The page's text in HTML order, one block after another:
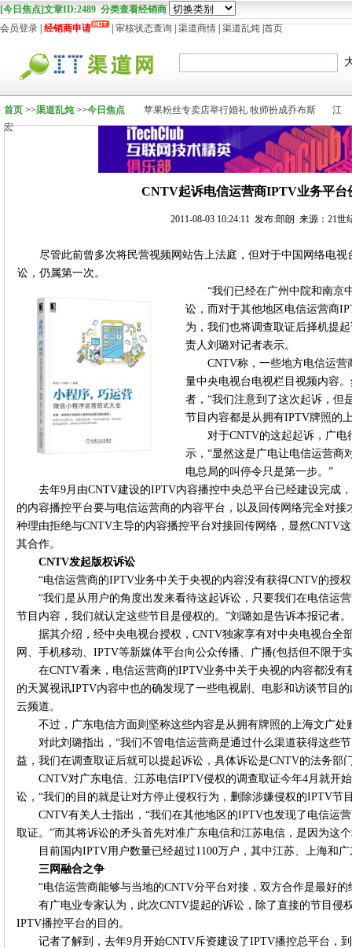
[今日焦点]文章ID:2489 分类查看经销商
会员登录 经销商申请 审核状态查询 渠道商情 渠道乱炖 首页
首页 >>渠道乱炖>>今日焦点 苹果粉丝专卖店举行婚礼 牧师扮成乔布斯
江
宏
CNTV起诉电信运营商IPTV业务平台
2011-08-03 10:24:11 发布:郎朗 来源：21世
尽管此前曾多次将民营视频网站告上法庭，但对于中国网络电
讼，仍属第一次。
“我们已经在广州中院和南京
讼，而对于其他地区电信运营商
为，我们也将调查取证后择机提
责人刘璐对记者表示。
CNTV称，一些地方电信运
量中央电视台电视栏目视频内容
者，“我们注意到了这次起诉，但
节目内容都是从拥有IPTV牌照的
对于CNTV的这起起诉，广
示，“显然这是广电让电信运营商
电总局的叫停令只是第一步。”
去年9月由CNTV建设的IPTV内容播控中央总平台已经建设完成
的内容播控平台要与电信运营商的内容平台，以及回传网络完全对
种理由拒绝与CNTV主导的内容播控平台对接回传网络，显然CNTV
其合作。
CNTV发起版权诉讼
“电信运营商的IPTV业务中关于央视的内容没有获得CNTV的授权
“我们是从用户的角度出发来看待这起诉讼，只要我们在电信运
节目内容，我们就认定这些节目是侵权的。”刘璐如是告诉本报记者。
据其介绍，经中央电视台授权，CNTV独家享有对中央电视台全
网、手机移动、IPTV等新媒体平台向公众传播、广播(包括但不限于
在CNTV看来，电信运营商的IPTV业务中关于央视的内容都没
的天翼视讯IPTV内容中也的确发现了一些电视剧、电影和访谈节目
云频道。
不过，广东电信方面则坚称这些内容是从拥有牌照的上海文广处
对此刘璐指出，“我们不管电信运营商是通过什么渠道获得这些
益，我们在调查取证后就可以提起诉讼，具体诉讼是CNTV的法务部
CNTV对广东电信、江苏电信IPTV侵权的调查取证今年4月就开
讼，“我们的目的就是让对方停止侵权行为，删除涉嫌侵权的IPTV节
CNTV有关人士指出，“我们在其他地区的IPTV也发现了电信运
取证。”而其将诉讼的矛头首先对准广东电信和江苏电信，是因为这
目前国内IPTV用户数量已经超过1100万户，其中江苏、上海和
三网融合之争
“电信运营商能够与当地的CNTV分平台对接，双方合作是最好的
有广电业专家认为，此次CNTV提起的诉讼，除了直接的节目侵
IPTV播控平台的目的。
记者了解到，去年9月开始CNTV斥资建设了IPTV播控总平台，